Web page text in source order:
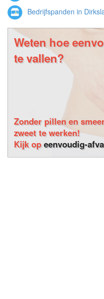
Bedrijfspanden in
Weten hoe
te vallen?
Zonder pillen en
zweet te werken!
Kijk opeenvoudig-